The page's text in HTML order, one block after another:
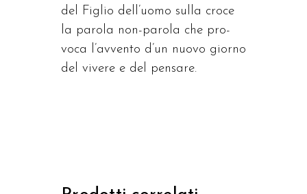
del Figlio dell’uomo sulla croce
la parola non-parola che pro-
voca l’avvento d’un nuovo giorno
del vivere e del pensare.